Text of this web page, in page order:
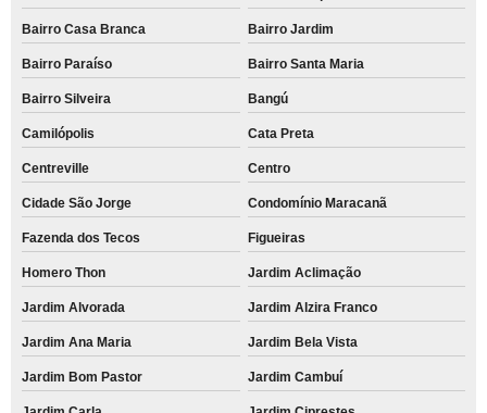
Bairro Casa Branca Bairro Jardim
Bairro Paraíso Bairro Santa Maria
Bairro Silveira Bangú
Camilópolis Cata Preta
Centreville Centro
Cidade São Jorge Condomínio Maracanã
Fazenda dos Tecos Figueiras
Homero Thon Jardim Aclimação
Jardim Alvorada Jardim Alzira Franco
Jardim Ana Maria Jardim Bela Vista
Jardim Bom Pastor Jardim Cambuí